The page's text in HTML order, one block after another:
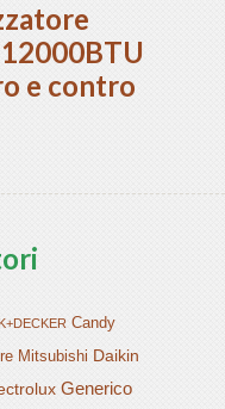
e contro
Candy
Mitsubishi Daikin
Generico